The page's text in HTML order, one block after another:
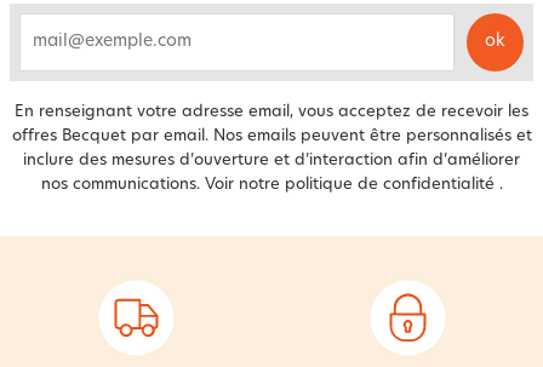
ok
En renseignant votre adresse email, vous acceptez de recevoir les
offres Becquet par email. Nos emails peuvent être personnalisés et
inclure des mesures d’ouverture et d’interaction afin d’améliorer
nos communications. Voir notre politique de confidentialité .